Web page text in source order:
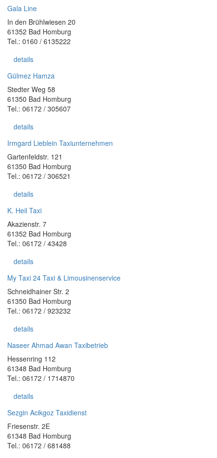
Gala Line
In den Brühlwiesen 20
61352 Bad Homburg
Tel.: 0160 / 6135222
details
Gülmez Hamza
Stedter Weg 58
61350 Bad Homburg
Tel.: 06172 / 305607
details
Irmgard Lieblein Taxiunternehmen
Gartenfeldstr. 121
61350 Bad Homburg
Tel.: 06172 / 306521
details
K. Heil Taxi
Akazienstr. 7
61352 Bad Homburg
Tel.: 06172 / 43428
details
My Taxi 24 Taxi & Limousinenservice
Schneidhainer Str. 2
61350 Bad Homburg
Tel.: 06172 / 923232
details
Naseer Ahmad Awan Taxibetrieb
Hessenring 112
61348 Bad Homburg
Tel.: 06172 / 1714870
details
Sezgin Acikgoz Taxidienst
Friesenstr. 2E
61348 Bad Homburg
Tel.: 06172 / 681488